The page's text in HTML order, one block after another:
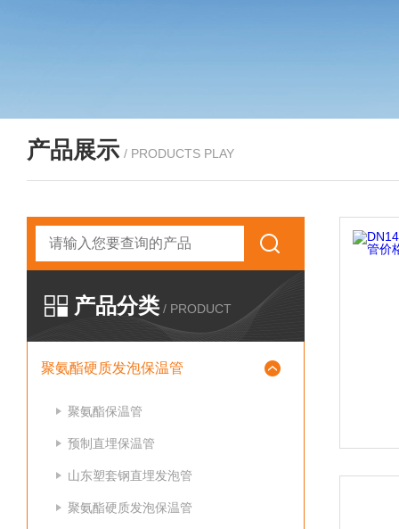
产品展示 / PRODUCTS PLAY
产品分类 / PRODUCT
聚氨酯硬质发泡保温管
聚氨酯保温管
预制直埋保温管
山东塑套钢直埋发泡管
聚氨酯硬质发泡保温管